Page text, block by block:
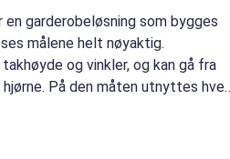
en garderobeløsning som bygges
målene helt nøyaktig.
og vinkler, og kan gå fra
På den måten utnyttes hver